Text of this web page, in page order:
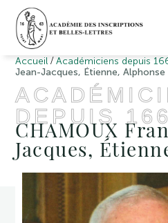
Accueil /Académiciens depuis
Jean-Jacques, Étienne, Alphonse
DEPUIS
CHAMOUX
Jacques,